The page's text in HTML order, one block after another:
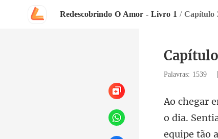
Redescobrindo O Amor - Livro 1 / Capítulo
Palavras: 1539
equipe tão